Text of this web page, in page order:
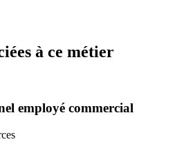
à ce métier
employé commercial